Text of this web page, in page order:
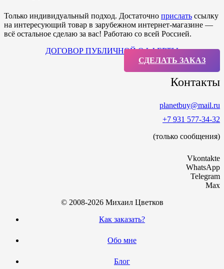
Только индивидуальный подход. Достаточно прислать ссылку
на интересующий товар в зарубежном интернет-магазине —
всё остальное сделаю за вас! Работаю со всей Россией.
ДОГОВОР ПУБЛИЧНОЙ ОФФЕРТЫ
СДЕЛАТЬ ЗАКАЗ
Контакты
planetbuy@mail.ru
+7 931 577-34-32
(только сообщения)
Vkontakte
WhatsApp
Telegram
Max
© 2008-2026 Михаил Цветков
Как заказать?
Обо мне
Блог